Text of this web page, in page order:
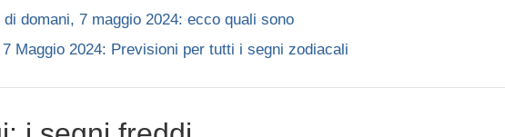
domani, 7 maggio 2024: ecco quali sono
Maggio 2024: Previsioni per tutti i segni zodiacali​​​​​